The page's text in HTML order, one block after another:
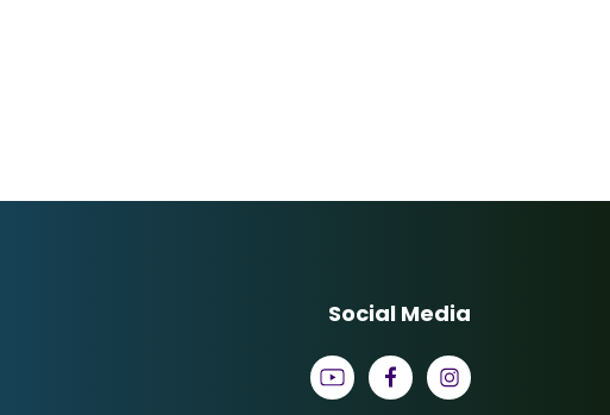
Social Media